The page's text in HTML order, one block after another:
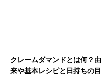
クレームダマンドとは何？由
来や基本レシピと日持ちの目